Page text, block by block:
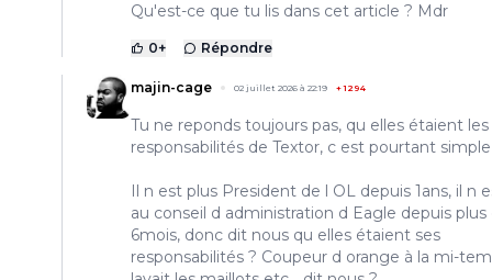
Qu'est-ce que tu lis dans cet article ? Mdr
0+ Répondre
majin-cage 02 juillet 2026 à 22:19 +1294
Tu ne reponds toujours pas, qu elles étaient les
responsabilités de Textor, c est pourtant
Il n est plus President de l OL depuis 1ans, il n
au conseil d administration d Eagle depuis plus
6mois, donc dit nous qu elles étaient ses
responsabilités ? Coupeur d orange à la mi-